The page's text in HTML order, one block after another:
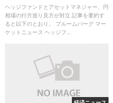
が対立
ヘッジファンドとアセットマネジャー、円
相場の行方巡り見方が対立 記事を要約す
ると以下のとおり。 ブルームバーグ マー
ケットニュース ヘッジフ...